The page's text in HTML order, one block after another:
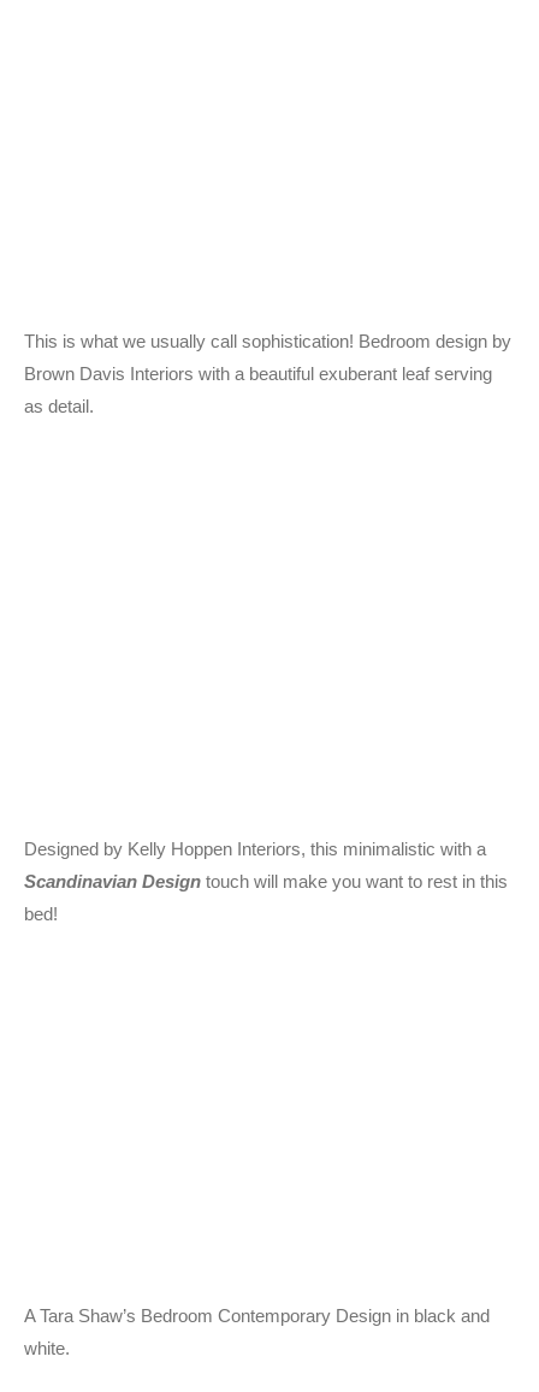
This is what we usually call sophistication! Bedroom design by
Brown Davis Interiors with a beautiful exuberant leaf serving
as detail.
Designed by Kelly Hoppen Interiors, this minimalistic with a
Scandinavian Design touch will make you want to rest in this
bed!
A Tara Shaw’s Bedroom Contemporary Design in black and
white.